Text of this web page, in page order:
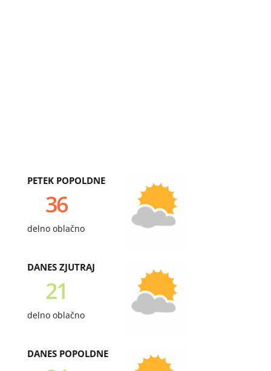
PETEK POPOLDNE
36
delno oblačno
DANES ZJUTRAJ
21
delno oblačno
DANES POPOLDNE